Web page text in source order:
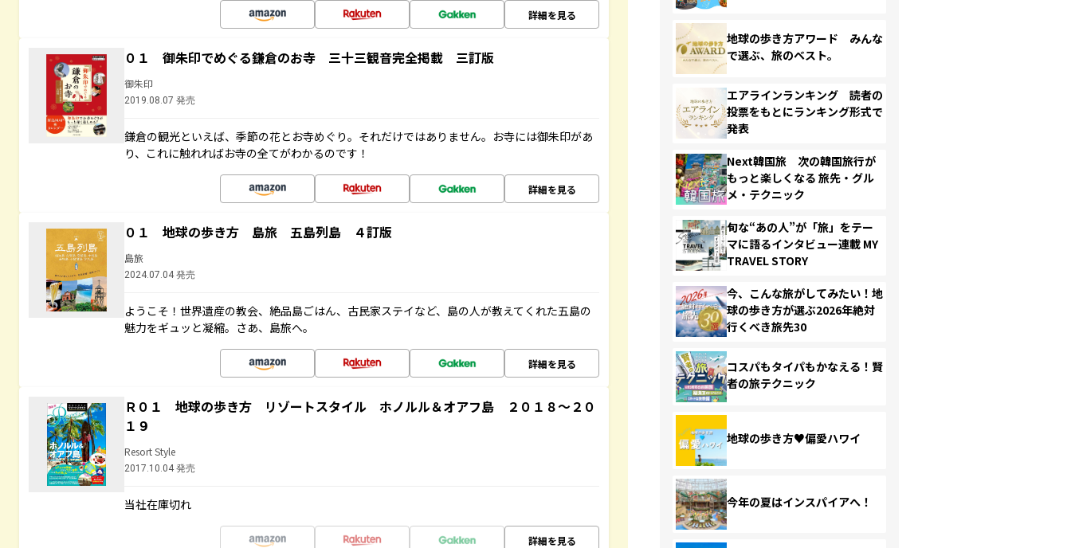
詳細を見る
０１ 御朱印でめぐる鎌倉のお寺 三十三観音完全掲載 三訂版
御朱印
2019.08.07 発売
鎌倉の観光といえば、季節の花とお寺めぐり。それだけではありません。お寺には御朱印があ
り、これに触れればお寺の全てがわかるのです！
詳細を見る
０１ 地球の歩き方 島旅 五島列島 ４訂版
島旅
2024.07.04 発売
ようこそ！世界遺産の教会、絶品島ごはん、古民家ステイなど、島の人が教えてくれた五島の
魅力をギュッと凝縮。さあ、島旅へ。
詳細を見る
Ｒ０１ 地球の歩き方 リゾートスタイル ホノルル＆オアフ島 ２０１８～２０
１９
Resort Style
2017.10.04 発売
当社在庫切れ
詳細を見る
地球の歩き方アワード みんな
で選ぶ、旅のベスト。
エアラインランキング 読者の
投票をもとにランキング形式で
発表
Next韓国旅 次の韓国旅行が
もっと楽しくなる 旅先・グル
メ・テクニック
旬な“あの人”が「旅」をテー
マに語るインタビュー連載 MY
TRAVEL STORY
今、こんな旅がしてみたい！地
球の歩き方が選ぶ2026年絶対
行くべき旅先30
コスパもタイパもかなえる！賢
者の旅テクニック
地球の歩き方♥偏愛ハワイ
今年の夏はインスパイアへ！